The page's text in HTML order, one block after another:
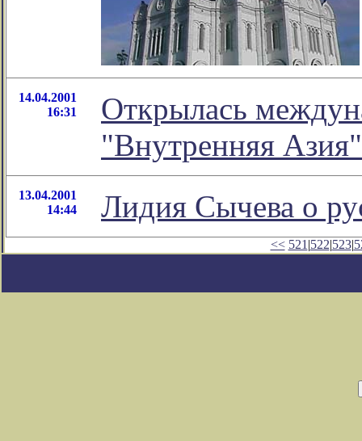
14.04.2001
16:31
Открылась
"Внутренняя
13.04.2001
14:44
Лидия Сычева о
<< 521 |522|523|